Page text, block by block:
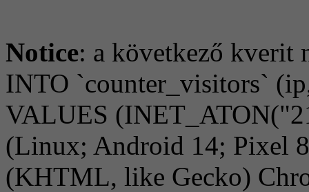
Notice: a következő kverit
INTO `counter_visitors`
VALUES
(Linux; Android 14; Pixel
(KHTML, like Gecko)